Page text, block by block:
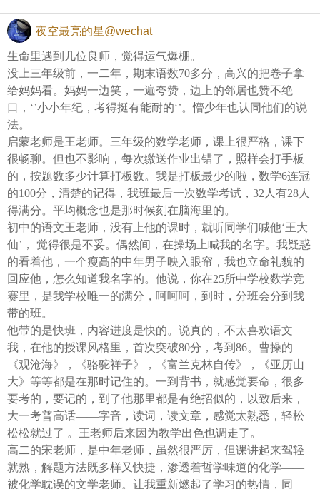
• 参与方式
一、评论主题内容即可领取红包！
二、分享主题帖，阅读数达到5个即可领取红包！
（必须在手机客户端参与哦！请注意下方参与方式 ↓↓
↓）
方式一：iOS已经上线，请大家在苹果手机APP Store页
面搜索下载
方式二 ：安卓系统已经上线，请大家在安卓应用市场
页面搜索下载
东方热线APP新版本功能具体可参见【新版东方热线APP
全新上线！这些新功能你了解吗？
】指南，点击链接打开，
即可查看https://bbs.cnool.net/10733168.html
• 友情提醒
恶意灌水/答非所问，视为无效
未在规定时间内回复，视为无效
夜空最亮的星@wechat
生命里遇到几位良师，觉得运气爆棚。
没上三年级前，一二年，期末语数70多分，高兴的把卷子拿
给妈妈看。妈妈一边笑，一遍夸赞，边上的邻居也赞不绝
口，‘’小小年纪，考得挺有能耐的‘’。懵少年也认同他们的说
法。
启蒙老师是王老师。三年级的数学老师，课上很严格，课下
很畅聊。但也不影响，每次缴送作业出错了，照样会打手板
的，按题数多少计算打板数。我是打板最少的啦，数学6连冠
的100分，清楚的记得，我班最后一次数学考试，32人有28人
得满分。平均概念也是那时候刻在脑海里的。
初中的语文王老师，没有上他的课时，就听同学们喊他‘王大
仙’， 觉得很是不妥。偶然间，在操场上喊我的名字。我疑惑
的看着他，一个瘦高的中年男子映入眼帘，我也立命礼貌的
回应他，怎么知道我名字的。他说，你在25所中学校数学竞
赛里，是我学校唯一的满分，呵呵呵，到时，分班会分到我
带的班。
他带的是快班，内容进度是快的。说真的，不太喜欢语文
我，在他的授课风格里，首次突破80分，考到86。曹操的
《观沧海》，《骆驼祥子》，《富兰克林自传》，《亚历山
大》等等都是在那时记住的。一到背书，就感觉要命，很多
要考的，要记的，到了他那里都是有绝招似的，以致后来，
大一考普高话——字音，读词，读文章，感觉太熟悉，轻松
松松就过了 。王老师后来因为教学出色也调走了。
高二的宋老师，是中年老师，虽然很严厉，但课讲起来驾轻
就熟，解题方法既多样又快捷，渗透着哲学味道的化学——
被化学耽误的文学老师。让我重新燃起了学习的热情，同